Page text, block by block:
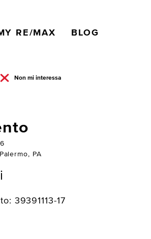
RE/MAX BLOG
Non mi interessa
PA
39391113-17